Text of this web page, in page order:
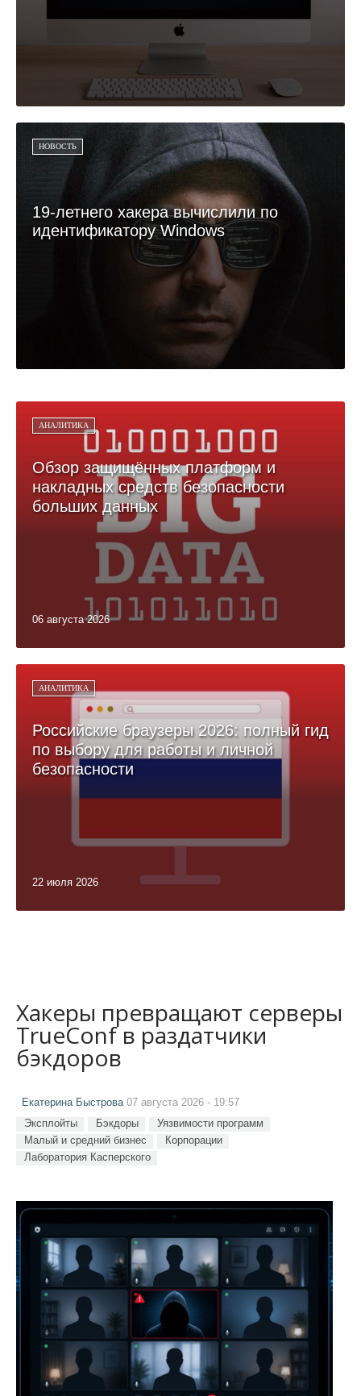
НОВОСТЬ
19-летнего хакера вычислили по
идентификатору Windows
АНАЛИТИКА
Обзор защищённых платформ и
накладных средств безопасности
больших данных
06 августа 2026
АНАЛИТИКА
Российские браузеры 2026: полный гид
по выбору для работы и личной
безопасности
22 июля 2026
Хакеры превращают серверы
TrueConf в раздатчики
бэкдоров
Екатерина Быстрова 07 августа 2026 - 19:57
Эксплойты Бэкдоры
Уязвимости программ
Малый и средний бизнес
Корпорации
Лаборатория Касперского